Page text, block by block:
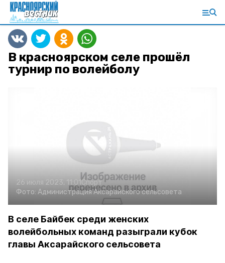
В красноярском селе прошёл
турнир по волейболу
26 июля 2023, 11:01Спорт
Фото: Администрация Аксарайского сельсовета
В селе Байбек среди женских
волейбольных команд разыграли кубок
главы Аксарайского сельсовета